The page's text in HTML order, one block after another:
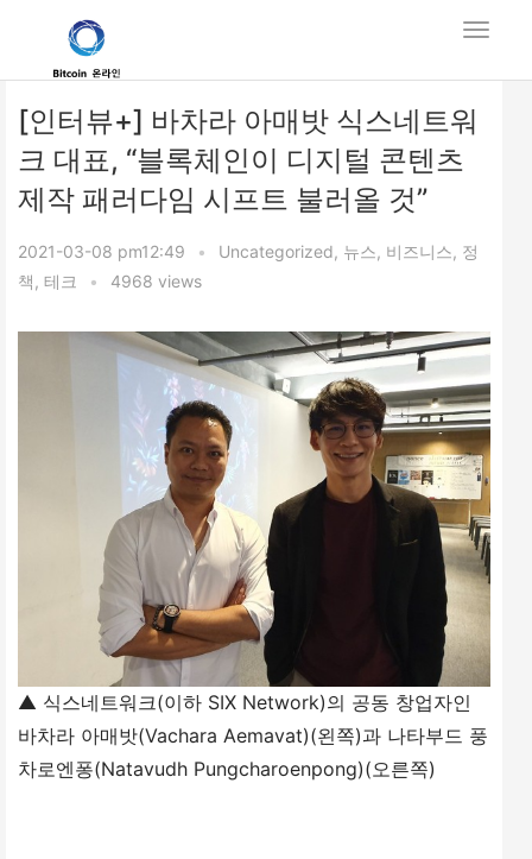
[인터뷰+] 바차라 아매밧 식스네트워
크 대표, “블록체인이 디지털 콘텐츠
제작 패러다임 시프트 불러올 것”
2021-03-08 pm12:49 • Uncategorized, 뉴스, 비즈니스, 정
책 , 테크 • 4968 views
▲ 식스네트워크(이하 SIX Network)의 공동 창업자인
바차라 아매밧(Vachara Aemavat)(왼쪽)과 나타부드 풍
차로엔퐁(Natavudh Pungcharoenpong)(오른쪽)